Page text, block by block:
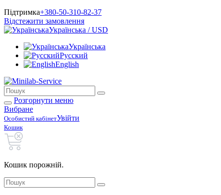
Підтримка+380-50-310-82-37
Відстежити замовлення
Українська / USD
Українська
Русский
English
Розгорнути меню
Вибране
Особистий кабінетУвійти
Кошик
Кошик порожній.